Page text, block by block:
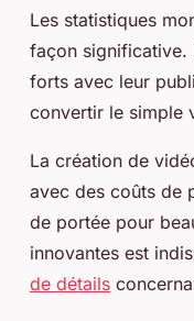
Les statistiques
façon significative.
forts avec leur
convertir le simple
La création de
avec des coûts de
de portée pour
innovantes est
de détails